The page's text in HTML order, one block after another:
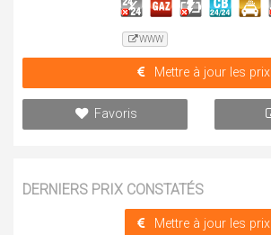
WWW
Mettre à jour les prix
Favoris
DERNIERS PRIX CONSTATÉS
Mettre à jour les prix